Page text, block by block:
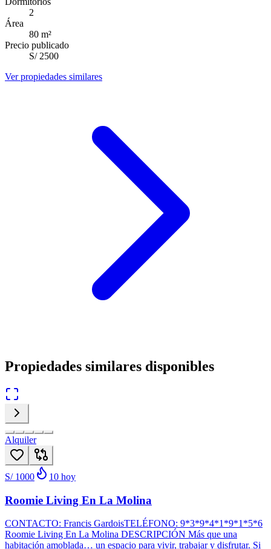
2
Área
80 m²
Precio publicado
S/ 2500
Ver propiedades similares
Propiedades similares disponibles
Alquiler
S/ 1000 10 hoy
Roomie Living En La Molina
CONTACTO: Francis GardoisTELÉFONO: 9*3*9*4*1*9*1*5*6
Roomie Living En La Molina DESCRIPCIÓN Más que una
habitación amoblada… un espacio para vivir, trabajar y disfrutar. Si